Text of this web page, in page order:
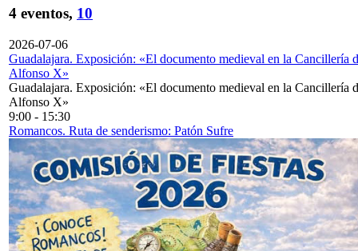
4 eventos, 10
2026-07-06
Guadalajara. Exposición: «El documento medieval en la Cancillería
Alfonso X»
Guadalajara. Exposición: «El documento medieval en la Cancillería
Alfonso X»
9:00 - 15:30
Romancos. Ruta de senderismo: Patón Sufre